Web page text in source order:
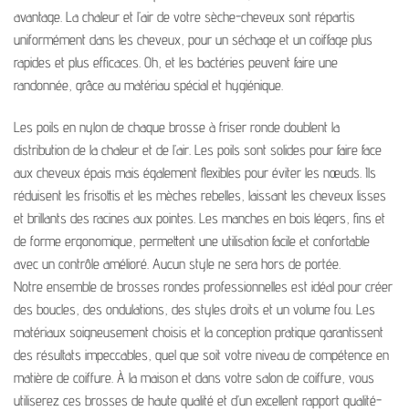
avantage. La chaleur et l’air de votre sèche-cheveux sont répartis
uniformément dans les cheveux, pour un séchage et un coiffage plus
rapides et plus efficaces. Oh, et les bactéries peuvent faire une
randonnée, grâce au matériau spécial et hygiénique.
Les poils en nylon de chaque brosse à friser ronde doublent la
distribution de la chaleur et de l’air. Les poils sont solides pour faire face
aux cheveux épais mais également flexibles pour éviter les nœuds. Ils
réduisent les frisottis et les mèches rebelles, laissant les cheveux lisses
et brillants des racines aux pointes. Les manches en bois légers, fins et
de forme ergonomique, permettent une utilisation facile et confortable
avec un contrôle amélioré. Aucun style ne sera hors de portée.
Notre ensemble de brosses rondes professionnelles est idéal pour créer
des boucles, des ondulations, des styles droits et un volume fou. Les
matériaux soigneusement choisis et la conception pratique garantissent
des résultats impeccables, quel que soit votre niveau de compétence en
matière de coiffure. À la maison et dans votre salon de coiffure, vous
utiliserez ces brosses de haute qualité et d’un excellent rapport qualité-